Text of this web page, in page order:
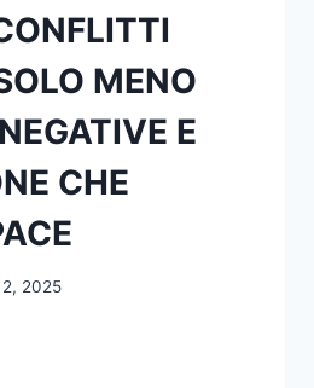
MENO
E
CHE
2025